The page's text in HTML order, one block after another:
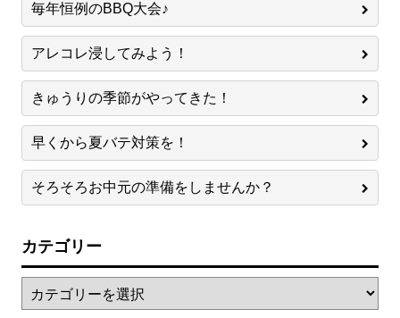
毎年恒例のBBQ大会♪
アレコレ浸してみよう！
きゅうりの季節がやってきた！
早くから夏バテ対策を！
そろそろお中元の準備をしませんか？
カテゴリー